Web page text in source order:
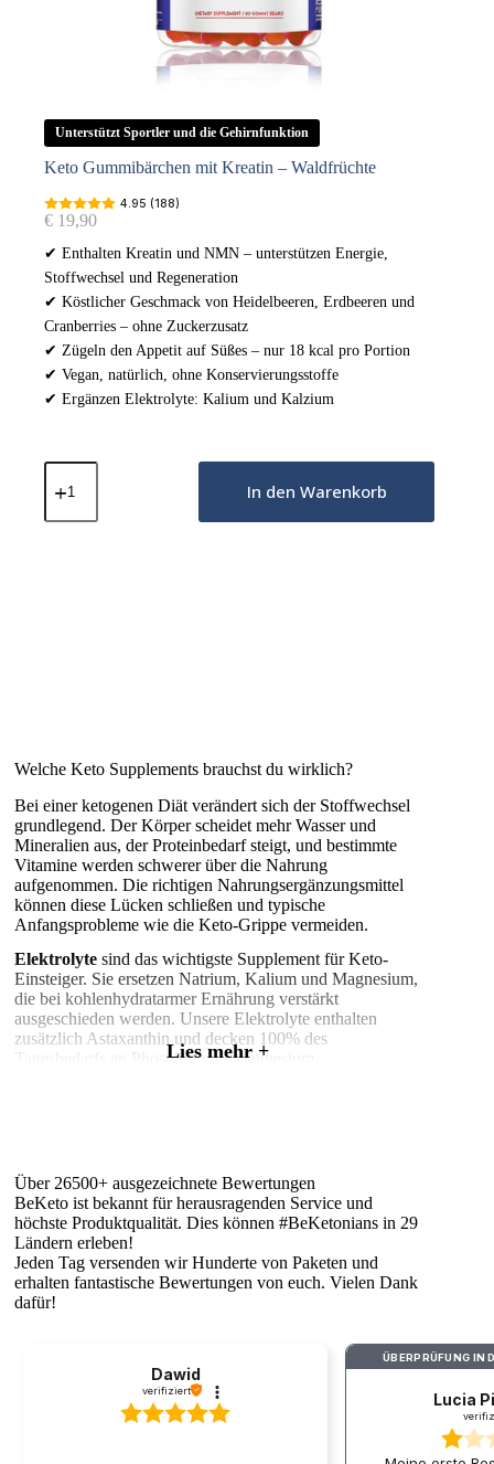
Unterstützt Sportler und die Gehirnfunktion
Keto Gummibärchen mit Kreatin – Waldfrüchte
4.95 (188)
€ 19,90
✔ Enthalten Kreatin und NMN – unterstützen Energie,
Stoffwechsel und Regeneration
✔ Köstlicher Geschmack von Heidelbeeren, Erdbeeren und
Cranberries – ohne Zuckerzusatz
✔ Zügeln den Appetit auf Süßes – nur 18 kcal pro Portion
✔ Vegan, natürlich, ohne Konservierungsstoffe
✔ Ergänzen Elektrolyte: Kalium und Kalzium
Keto
Gummibärchen
Kreatin
In den Warenkorb
Welche Keto Supplements brauchst du wirklich?
Bei einer ketogenen Diät verändert sich der Stoffwechsel
grundlegend. Der Körper scheidet mehr Wasser und
Mineralien aus, der Proteinbedarf steigt, und bestimmte
Vitamine werden schwerer über die Nahrung
aufgenommen. Die richtigen Nahrungsergänzungsmittel
können diese Lücken schließen und typische
Anfangsprobleme wie die Keto-Grippe vermeiden.
Elektrolyte sind das wichtigste Supplement für Keto-
Einsteiger. Sie ersetzen Natrium, Kalium und Magnesium,
die bei kohlenhydratarmer Ernährung verstärkt
ausgeschieden werden. Unsere Elektrolyte enthalten
zusätzlich Astaxanthin und decken 100% des
Tagesbedarfs an Phosphor und Magnesium.
Kollagen mit MCT-Ölkombiniert zwei Keto-Klassiker:
Kollagen für Haut, Haare und Gelenke, MCT-Öl für
schnelle Energie und Ketose-Unterstützung. Bis zu
15.500 mg Kollagen pro Portion.
Proteine– Whey Isolat und veganes Protein –
unterstützen den Muskelerhalt bei kalorienreduzierter
in Tropfenform auf MCT-Öl-Basis bieten
maximale Bioverfügbarkeit. Besonders wichtig bei Keto:
Vitamin D3, B12 und der B-Komplex.
Lies mehr +
Über 26500+ ausgezeichnete Bewertungen
BeKeto ist bekannt für herausragenden Service und
höchste Produktqualität. Dies können #BeKetonians in 29
Ländern erleben!
Jeden Tag versenden wir Hunderte von Paketen und
erhalten fantastische Bewertungen von euch. Vielen Dank
dafür!
Dawid
verifiziert
ÜBERPRÜFUNG IN
Lucia